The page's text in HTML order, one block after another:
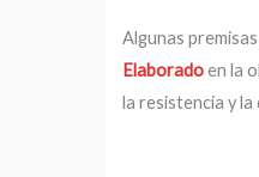
Algunas
Elaborado en la
la resistencia y